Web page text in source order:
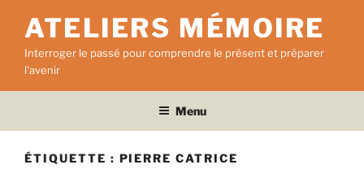
contenu
principal
ATELIERS MÉMOIRE
Interroger le passé pour comprendre le présent et préparer
l'avenir
Menu
ÉTIQUETTE : PIERRE CATRICE